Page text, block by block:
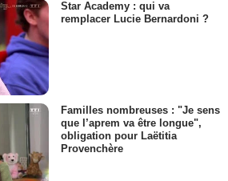
Star Academy : qui va
remplacer Lucie Bernardoni ?
Familles nombreuses : "Je sens
que l’aprem va être longue",
obligation pour Laëtitia
Provenchère